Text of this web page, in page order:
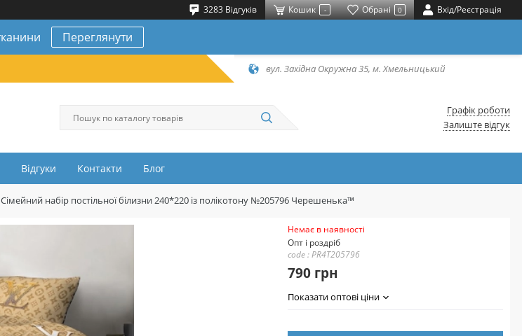
3283 Відгуків Кошик - Обрані 0 Вхід/Реєстрація
Переглянути
вул. Західна Окружна 35, м. Хмельницький
Графік роботи
Залиште відгук
Відгуки Контакти Блог
Сімейний набір постільної білизни 240*220 із полікотону №205796 Черешенька™
Немає в наявності
Опт і роздріб
code : PR4T205796
790 грн
Показати оптові ціни